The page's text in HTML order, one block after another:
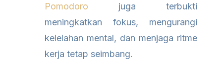
Pomodoro juga terbukti
meningkatkan fokus, mengurangi
kelelahan mental, dan menjaga ritme
kerja tetap seimbang.